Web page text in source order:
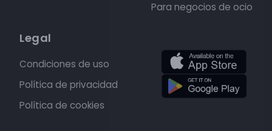
Para negocios de ocio
Legal
Condiciones de uso
Política de privacidad
Política de cookies